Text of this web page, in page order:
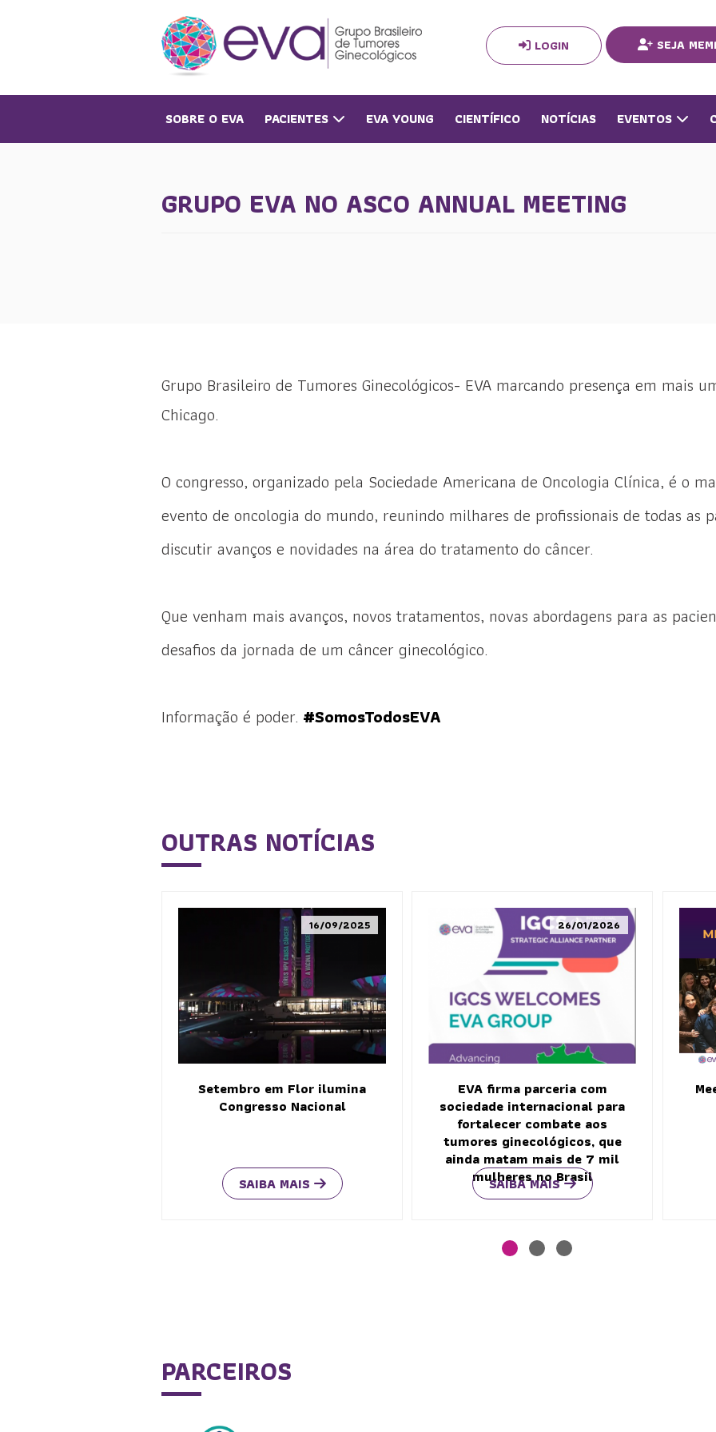
LOGIN SEJA
SOBRE O EVA PACIENTES EVA YOUNG CIENTÍFICO NOTÍCIAS EVENTOS
GRUPO EVA NO ASCO ANNUAL MEETING
Grupo Brasileiro de Tumores Ginecológicos- EVA marcando presença em mais
Chicago.
O congresso, organizado pela Sociedade Americana de Oncologia Clínica, é o
evento de oncologia do mundo, reunindo milhares de profissionais de todas as
discutir avanços e novidades na área do tratamento do câncer.
Que venham mais avanços, novos tratamentos, novas abordagens para as
desafios da jornada de um câncer ginecológico.
Informação é poder. #SomosTodosEVA
OUTRAS NOTÍCIAS
16/09/2025
Setembro em Flor ilumina
Congresso Nacional
SAIBA MAIS
26/01/2026
EVA firma parceria com
sociedade internacional para
fortalecer combate aos
tumores ginecológicos, que
ainda matam mais de 7 mil
mulheres no Brasil
SAIBA MAIS
PARCEIROS